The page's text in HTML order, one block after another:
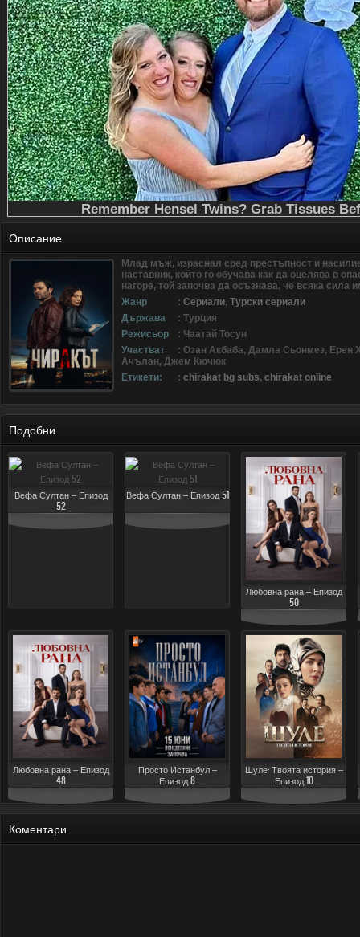
Описание
Млад мъж, израснал сред престъпност и
наставник, който го обучава как да оцелява в
нагоре, той започва да осъзнава, че всяка сила
Жанр
: Сериали, Турски сериали
Държава
: Турция
Режисьор
: Чаатай Тосун
Участват
: Озан Акбаба, Дамла Сьонмез,
Ачълан, Джем Кючюк
Етикети:
: chirakat bg subs, chirakat online
Подобни
Вефа Султан – Епизод
52
Вефа Султан – Епизод 51
Любовна рана – Епизод
50
Любовна рана – Епизод
48
Просто Истанбул –
Епизод 8
Шуле: Твоята история –
Епизод 10
Коментари